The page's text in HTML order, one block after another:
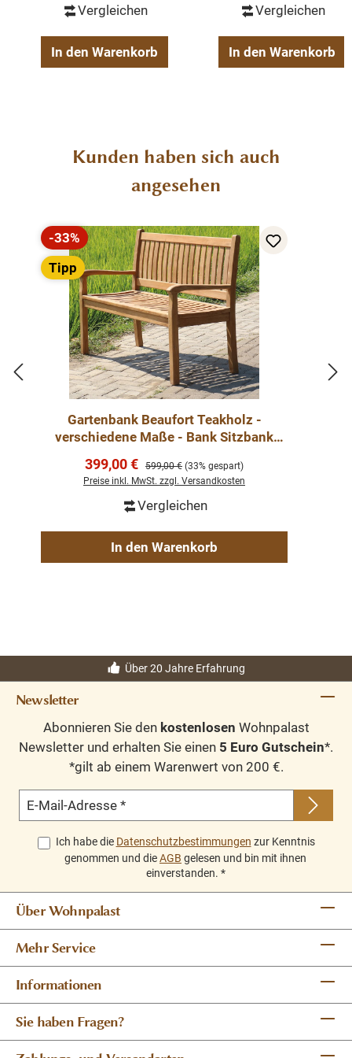
1 Stück
Naturholz
Geölt
Stuhlsitz B: 150cm
Vergleichen
In den Warenkorb
Vergleichen
In den Warenkorb
Produktgalerie überspringen
Kunden haben sich auch
angesehen
Rabatt
-33%
Tipp
Gartenbank Beaufort Teakholz -
verschiedene Maße - Bank Sitzbank
Verkaufspreis:
399,00 € Regulärer Preis:
599,00 € (33% gespart)
Preise inkl. MwSt. zzgl. Versandkosten
Vergleichen
In den Warenkorb
Über 20 Jahre Erfahrung
Newsletter
Abonnieren Sie den kostenlosen Wohnpalast
Newsletter und erhalten Sie einen 5 Euro Gutschein*.
*gilt ab einem Warenwert von 200 €.
E-Mail-Adresse *
Ich habe die Datenschutzbestimmungen zur Kenntnis
genommen und dieAGB gelesen und bin mit ihnen
einverstanden. *
Über Wohnpalast
Mehr Service
Informationen
Sie haben Fragen?